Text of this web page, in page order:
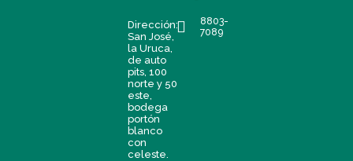
Dirección:
San José,
la Uruca,
de auto
pits, 100
norte y 50
este,
bodega
portón
blanco
con
celeste.
8803-
7089